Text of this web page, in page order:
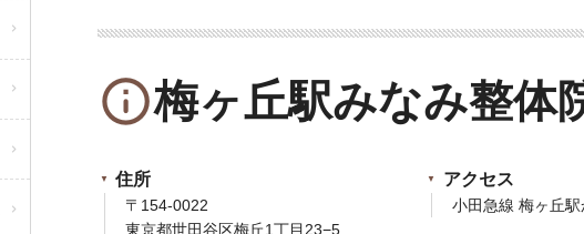
info_outline梅ヶ丘駅みなみ整体
住所
〒154-0022
東京都世田谷区梅丘1丁目23−5
アクセス
小田急線 梅ヶ丘